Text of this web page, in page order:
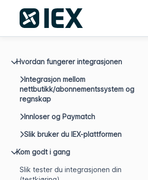
Hvordan fungerer integrasjonen
Integrasjon mellom
nettbutikk/abonnementssystem og
regnskap
Innloser og Paymatch
Slik bruker du IEX-plattformen
Kom godt i gang
Slik tester du integrasjonen din